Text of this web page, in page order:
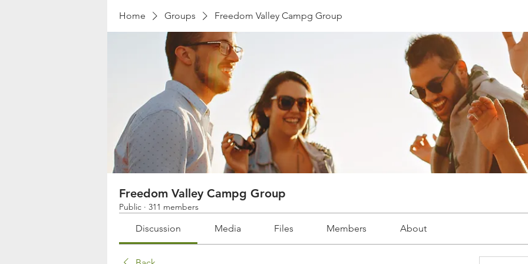
Home Groups Freedom Valley Campg Group
Freedom Valley Campg Group
Public · 311 members
Discussion Media Files Members About